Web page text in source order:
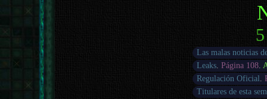
Las malas noticias
Leaks .Página 108
Regulación Oficial .
Titulares de esta